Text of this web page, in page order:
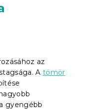
az
A tömör
gyengébb